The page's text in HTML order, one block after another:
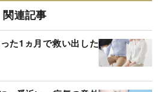
関連記事
た1ヵ月で救い出した